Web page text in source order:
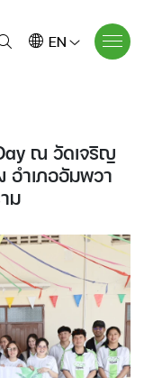
EN
ณ วัดเจริญ
อำเภออัมพวา
ม